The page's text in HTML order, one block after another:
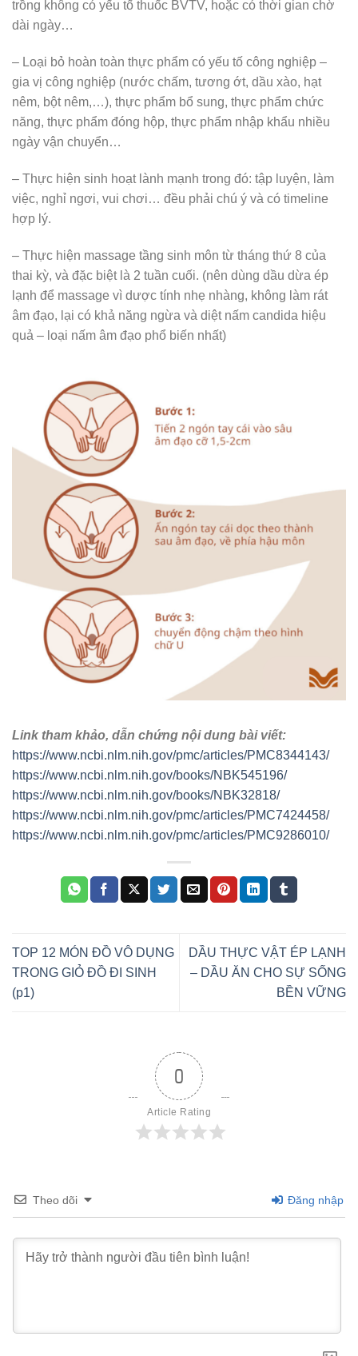
trồng không có yếu tố thuốc BVTV, hoặc có thời gian chờ
dài ngày…
– Loại bỏ hoàn toàn thực phẩm có yếu tố công nghiệp –
gia vị công nghiệp (nước chấm, tương ớt, dầu xào, hạt
nêm, bột nêm,…), thực phẩm bổ sung, thực phẩm chức
năng, thực phẩm đóng hộp, thực phẩm nhập khẩu nhiều
ngày vận chuyển…
– Thực hiện sinh hoạt lành mạnh trong đó: tập luyện, làm
việc, nghỉ ngơi, vui chơi… đều phải chú ý và có timeline
hợp lý.
– Thực hiện massage tầng sinh môn từ tháng thứ 8 của
thai kỳ, và đặc biệt là 2 tuần cuối. (nên dùng dầu dừa ép
lạnh để massage vì dược tính nhẹ nhàng, không làm rát
âm đạo, lại có khả năng ngừa và diệt nấm candida hiệu
quả – loại nấm âm đạo phổ biến nhất)
Link tham khảo, dẫn chứng nội dung bài viết:
https://www.ncbi.nlm.nih.gov/pmc/articles/PMC8344143/
https://www.ncbi.nlm.nih.gov/books/NBK545196/
https://www.ncbi.nlm.nih.gov/books/NBK32818/
https://www.ncbi.nlm.nih.gov/pmc/articles/PMC7424458/
https://www.ncbi.nlm.nih.gov/pmc/articles/PMC9286010/
TOP 12 MÓN ĐỒ VÔ DỤNG
TRONG GIỎ ĐỒ ĐI SINH
(p1)
DẦU THỰC VẬT ÉP LẠNH
– DẦU ĂN CHO SỰ SỐNG
BỀN VỮNG
0
Article Rating
Theo dõi Đăng nhập